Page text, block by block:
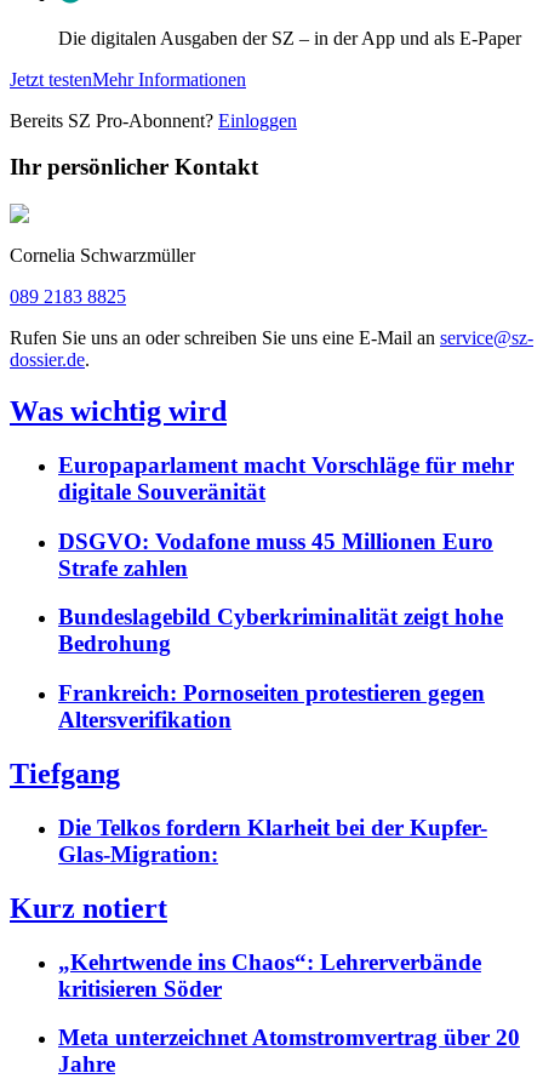
Die digitalen Ausgaben der SZ – in der App und als E-Paper
Jetzt testenMehr Informationen
Bereits SZ Pro-Abonnent? Einloggen
Ihr persönlicher Kontakt
Cornelia Schwarzmüller
089 2183 8825
Rufen Sie uns an oder schreiben Sie uns eine E-Mail an service@sz-
dossier.de.
Was wichtig wird
Europaparlament macht Vorschläge für mehr
digitale Souveränität
DSGVO: Vodafone muss 45 Millionen Euro
Strafe zahlen
Bundeslagebild Cyberkriminalität zeigt hohe
Bedrohung
Frankreich: Pornoseiten protestieren gegen
Altersverifikation
Tiefgang
Die Telkos fordern Klarheit bei der Kupfer-
Glas-Migration:
Kurz notiert
„Kehrtwende ins Chaos“: Lehrerverbände
kritisieren Söder
Meta unterzeichnet Atomstromvertrag über 20
Jahre